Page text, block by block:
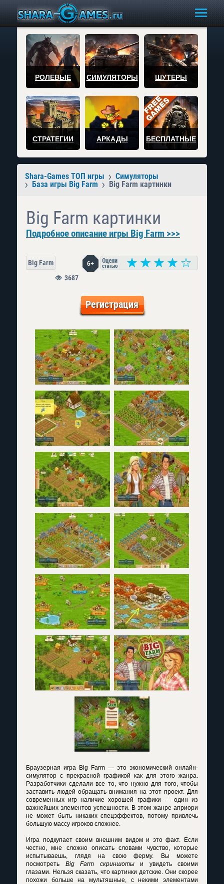
РОЛЕВЫЕ СИМУЛЯТОРЫ ШУТЕРЫ
СТРАТЕГИИ АРКАДЫ БЕСПЛАТНЫЕ
Shara-Games ТОП игры
Симуляторы
База игры Big Farm
Big Farm картинки
Big Farm картинки
Подробное описание игры Big Farm >>>
Big Farm 6+
3687
Регистрация
Браузерная игра Big Farm — это экономический онлайн-
симулятор с прекрасной графикой как для этого жанра.
Разработчики сделали все то, что нужно для того, чтобы
заставить людей обращать внимания на этот проект. Для
современных игр наличие хорошей графики — один из
важнейших элементов успешности. В этом жанре априори
не может быть никаких спецэффектов, потому привлечь
большую массу игроков сложнее.
Игра подкупает своим внешним видом и это факт. Если
честно, мне сложно описать словами чувство, которые
испытываешь, глядя на свою ферму. Вы можете
посмотреть Big Farm скриншотыи увидеть своими
глазами. Нельзя сказать, что картинки детские. Они скорее
похожи больше на мультяшные, с некими элементами